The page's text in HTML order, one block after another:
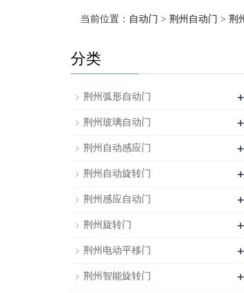
当前位置： 自动门 > 荆州自动门 > 荆
分类
荆州弧形自动门 +
荆州玻璃自动门 +
荆州自动感应门 +
荆州自动旋转门 +
荆州感应自动门 +
荆州旋转门 +
荆州电动平移门 +
荆州智能旋转门 +